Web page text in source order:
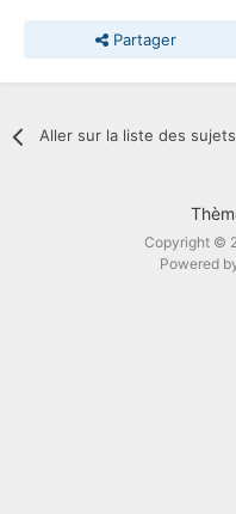
Partager
Aller sur la liste des sujets
Copyright ©
Powered